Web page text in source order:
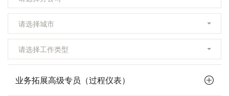
业务拓展高级专员（过程仪表）